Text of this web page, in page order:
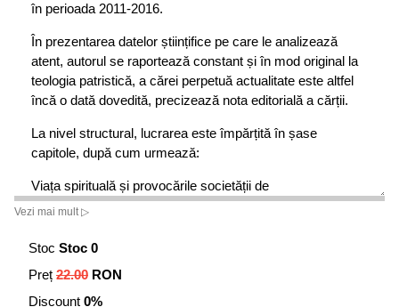
în perioada 2011-2016.
În prezentarea datelor științifice pe care le analizează
atent, autorul se raportează constant și în mod original la
teologia patristică, a cărei perpetuă actualitate este altfel
încă o dată dovedită, precizează nota editorială a cărții.
La nivel structural, lucrarea este împărțită în șase
capitole, după cum urmează:
Viața spirituală și provocările societății de
consum;Valoarea afecțiunii materne;Viața spirituală în
vieții;Starea de bine. Considerații teologice și explorări
pentru neuroștiințele vieții spirituale și posibile răspunsuri
filocalice cu valențe terapeutice.
Vezi mai mult ▷
Stoc Stoc 0
Preț 22.00 RON
Discount 0%